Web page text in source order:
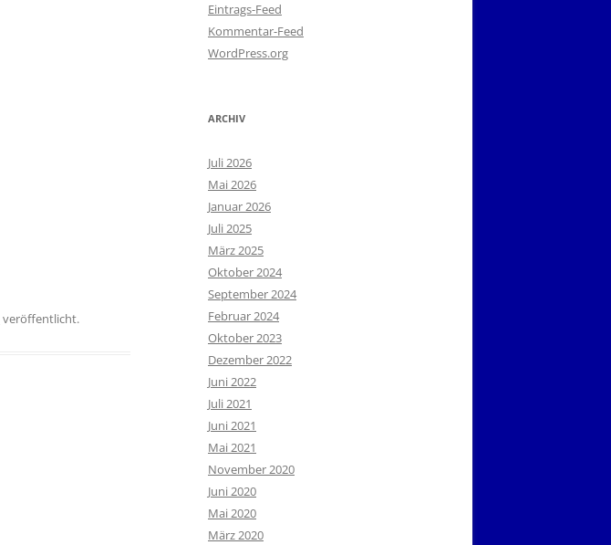
veröffentlicht.
Eintrags-Feed
Kommentar-Feed
WordPress.org
ARCHIV
Juli 2026
Mai 2026
Januar 2026
Juli 2025
März 2025
Oktober 2024
September 2024
Februar 2024
Oktober 2023
Dezember 2022
Juni 2022
Juli 2021
Juni 2021
Mai 2021
November 2020
Juni 2020
Mai 2020
März 2020